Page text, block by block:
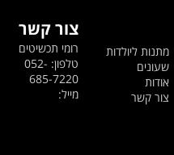
צור קשר
רומי תכשיטים
טלפון: 052-
685-7220
מייל:
מתנות ליולדות
שעונים
אודות
צור קשר